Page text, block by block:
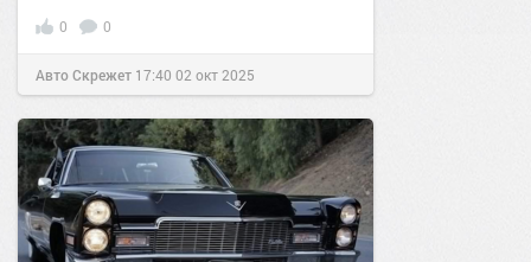
0 0
Авто Скрежет 17:40 02 окт 2025